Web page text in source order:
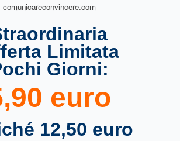
comunicareconvincere.com
Limitata
Giorni:
euro
12,50 euro